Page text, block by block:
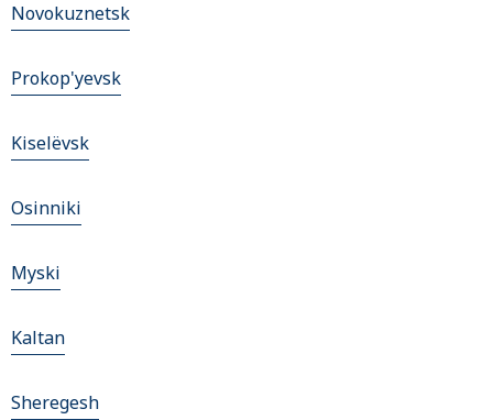
Novokuznetsk
Prokop'yevsk
Kiselëvsk
Osinniki
Myski
Kaltan
Sheregesh